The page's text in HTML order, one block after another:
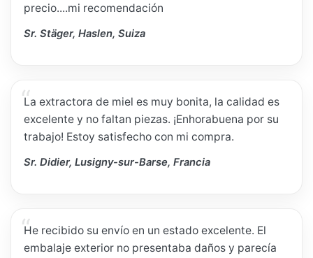
precio....mi recomendación
Sr. Stäger, Haslen, Suiza
La extractora de miel es muy bonita, la calidad es
excelente y no faltan piezas. ¡Enhorabuena por su
trabajo! Estoy satisfecho con mi compra.
Sr. Didier, Lusigny-sur-Barse, Francia
He recibido su envío en un estado excelente. El
embalaje exterior no presentaba daños y parecía